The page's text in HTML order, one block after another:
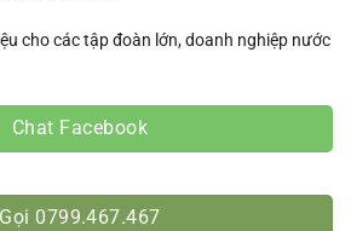
cho các tập đoàn lớn, doanh nghiệp nước
Chat Facebook
Gọi 0799.467.467